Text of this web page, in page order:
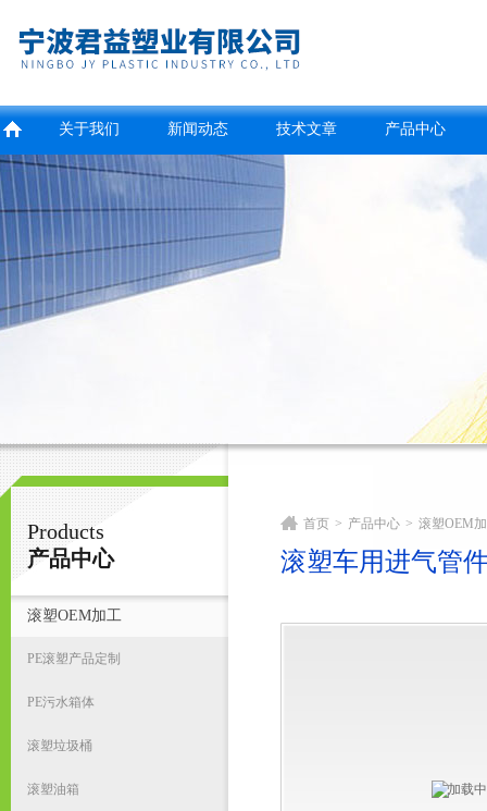
宁波君益塑业有限公司
关于我们 新闻动态 技术文章 产品中心
Products
产品中心
滚塑OEM加工
PE滚塑产品定制
PE污水箱体
滚塑垃圾桶
滚塑油箱
首页 > 产品中心 > 滚塑OEM
滚塑车用进气管